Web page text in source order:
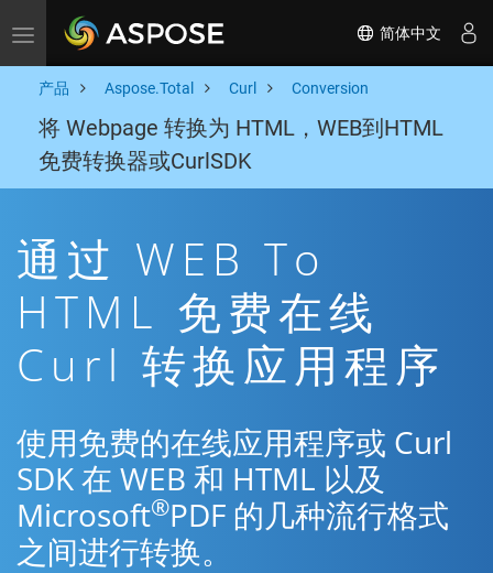
Toggle navigation 简体中文
产品 Aspose.Total Curl Conversion
将 Webpage 转换为 HTML，WEB到HTML
免费转换器或CurlSDK
通过 WEB To
HTML 免费在线
Curl 转换应用程序
使用免费的在线应用程序或 Curl
SDK 在 WEB 和 HTML 以及
Microsoft®PDF 的几种流行格式
之间进行转换。